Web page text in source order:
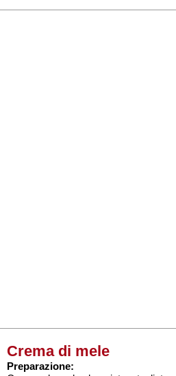
Crema di mele
Preparazione: